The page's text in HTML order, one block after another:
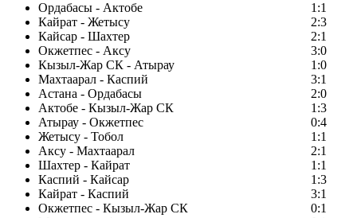
Ордабасы - Актобе
1:1
Кайрат - Жетысу
2:3
Кайсар - Шахтер
2:1
Окжетпес - Аксу
3:0
Кызыл-Жар СК - Атырау
1:0
Махтаарал - Каспий
3:1
Астана - Ордабасы
2:0
Актобе - Кызыл-Жар СК
1:3
Атырау - Окжетпес
0:4
Жетысу - Тобол
1:1
Аксу - Махтаарал
2:1
Шахтер - Кайрат
1:1
Каспий - Кайсар
1:3
Кайрат - Каспий
3:1
Окжетпес - Кызыл-Жар СК
0:1